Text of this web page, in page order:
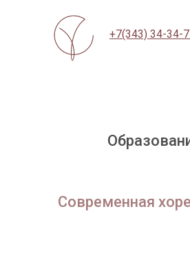
+7(343) 34-34-
Современная